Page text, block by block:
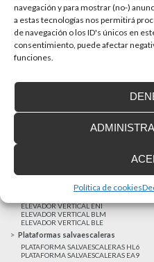
navegación y para mostrar (no-)
a estas tecnologías nos permitirá
de navegación o los ID's únicos en
consentimiento, puede afectar
funciones.
Política de cookies
MAS
Elevadores verticales
ELEVADOR VERTICAL ENI
ELEVADOR VERTICAL BLM
ELEVADOR VERTICAL BLE
Plataformas salvaescaleras
PLATAFORMA SALVAESCALERAS HL6
PLATAFORMA SALVAESCALERAS EA9